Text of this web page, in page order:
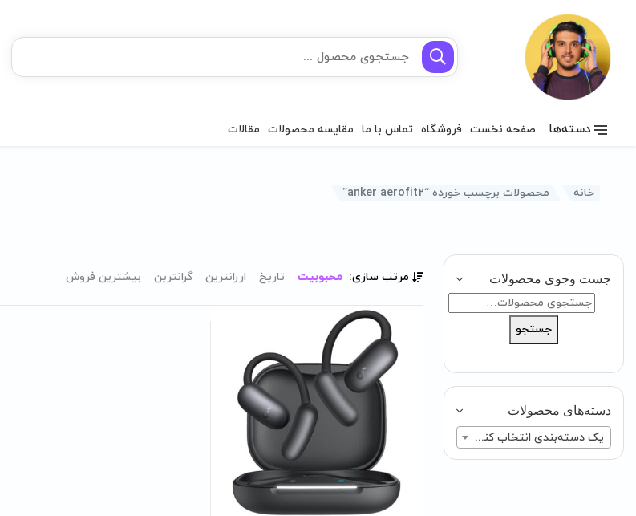
دسته‌ها صفحه نخست فروشگاه تماس با ما مقایسه محصولات مقالات
خانه محصولات برچسب خورده “anker aerofit2”
جست وجوی محصولات
جستجو
جستجو
دسته‌های محصولات
یک دسته‌بندی انتخاب کنید
مرتب سازی: محبوبیت تاریخ ارزانترین گرانترین بیشترین فروش